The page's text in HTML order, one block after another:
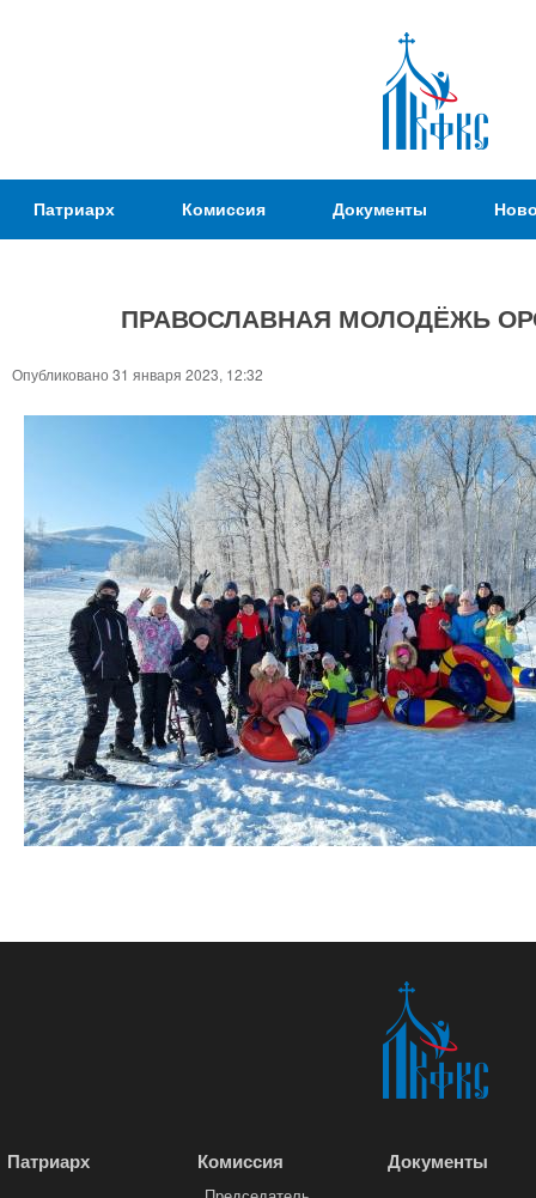
Патриаршая
Комиссия
вопросам
физической
культуры и
спорта
Патриарх Комиссия Документы
Вы
ПРАВОСЛАВНАЯ МОЛОДЁЖЬ
Опубликовано 31 января 2023, 12:32
Патриарх Комиссия Документы